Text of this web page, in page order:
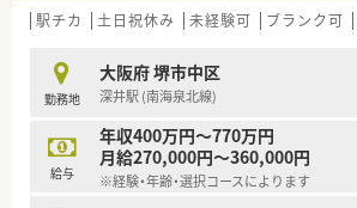
駅チカ 土日祝休み 未経験可 ブランク可
勤務地
大阪府 堺市中区
深井駅 (南海泉北線)
給与
年収400万円～770万円
月給270,000円～360,000円
※経験・年齢・選択コースによります